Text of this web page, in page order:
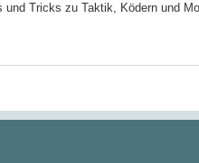
und Tricks zu Taktik, Ködern und